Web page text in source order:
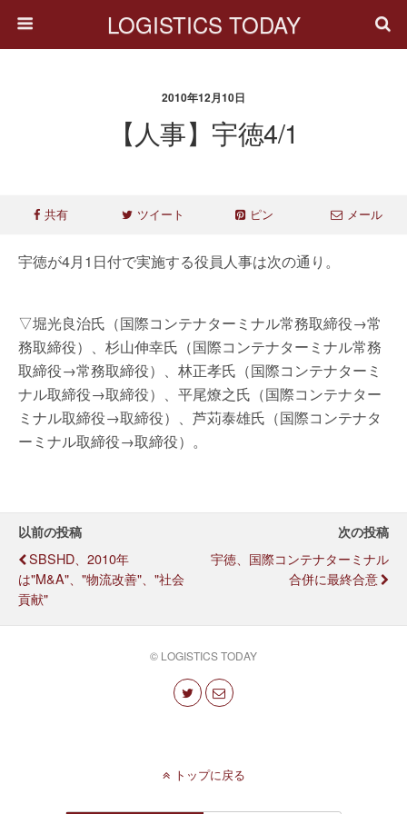
LOGISTICS TODAY
2010年12月10日
【人事】宇徳4/1
共有 ツイート ピン メール
宇徳が4月1日付で実施する役員人事は次の通り。
▽堀光良治氏（国際コンテナターミナル常務取締役→常
務取締役）、杉山伸幸氏（国際コンテナターミナル常務
取締役→常務取締役）、林正孝氏（国際コンテナターミ
ナル取締役→取締役）、平尾燎之氏（国際コンテナター
ミナル取締役→取締役）、芦苅泰雄氏（国際コンテナタ
ーミナル取締役→取締役）。
以前の投稿
SBSHD、2010年
は"M&A"、"物流改善"、"社会
貢献"
次の投稿
宇徳、国際コンテナターミナル
合併に最終合意
© LOGISTICS TODAY
トップに戻る